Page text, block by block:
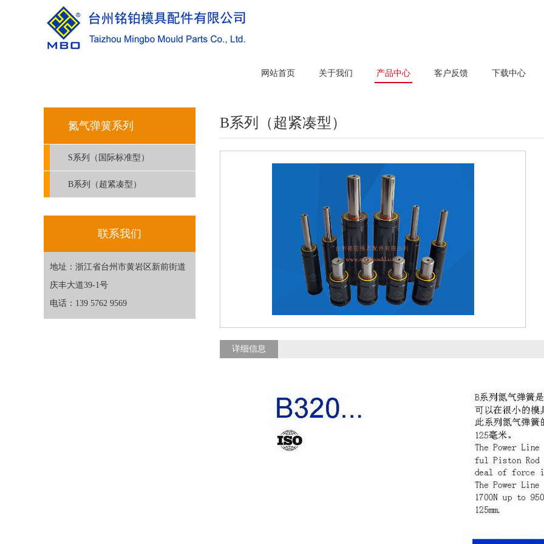
网站首页 关于我们 产品中心 客户反馈 下载中心
氮气弹簧系列
S系列（国际标准型）
B系列（超紧凑型）
联系我们
地址：浙江省台州市黄岩区新前街道
庆丰大道39-1号
电话：139 5762 9569
B系列（超紧凑型）
详细信息